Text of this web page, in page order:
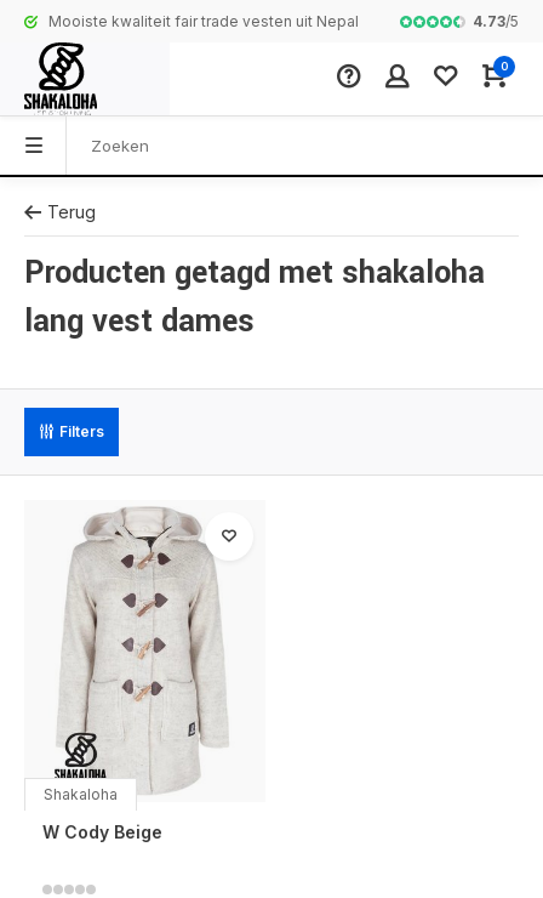
Mooiste kwaliteit fair trade vesten uit Nepal Complete
4.73/5
0
Terug
Producten getagd met shakaloha
lang vest dames
Filters
Shakaloha
W Cody Beige